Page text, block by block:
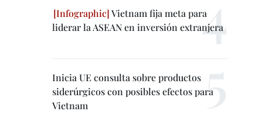
Vietnam fija meta para
liderar la ASEAN en inversión extranjera
Inicia UE consulta sobre productos
siderúrgicos con posibles efectos para
Vietnam